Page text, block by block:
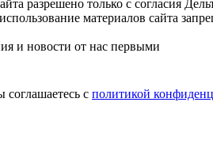
разрешено только с согласия
материалов сайта
и новости от нас первыми
с политикой